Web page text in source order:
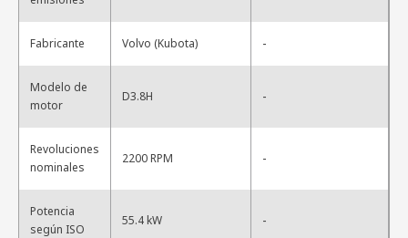
Fabricante Volvo (Kubota) -
Modelo de
motor
D3.8H -
Revoluciones
nominales
2200 RPM -
Potencia
según ISO
55.4 kW -